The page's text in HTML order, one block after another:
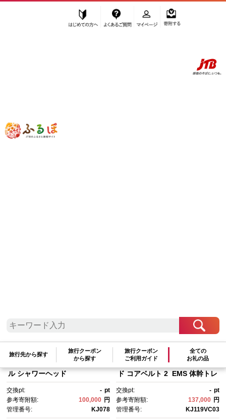
ふるぽ JTBのふるさと納税サイト
旅行先から探す
旅行クーポン
から探す
旅行クーポン
ご利用ガイド
全ての
お礼の品
”その他” 愛知県
ReFa FINE BUBBLE U【シル
バー】 リファ ファインバブ
ル シャワーヘッド
交換pt: - pt
参考寄附額:
100,000 円
管理番号:
KJ078
【Lサイズ / ブラック】SIXPA
D Core Belt 2 | シックスパッ
ド コアベルト 2 EMS 体幹トレ
理 人気 おすすめ フィットネ
ス 運動不足解消 筋力アップ ト
レーニング器具 健康グッズ 美
交換pt: - pt
参考寄附額:
137,000 円
管理番号:
KJ119VC03